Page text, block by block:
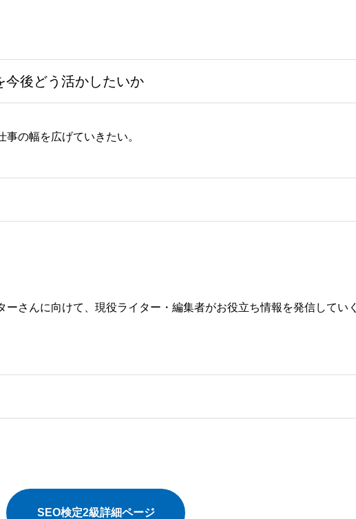
今後どう活かしたいか
の幅を広げていきたい。
ーさんに向けて、現役ライター・編集者がお役立ち情報を発信していく
SEO検定2級詳細ページ